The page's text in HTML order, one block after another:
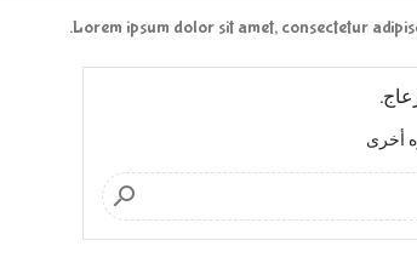
Lorem ipsum dolor sit amet, consectetur
أخرى
